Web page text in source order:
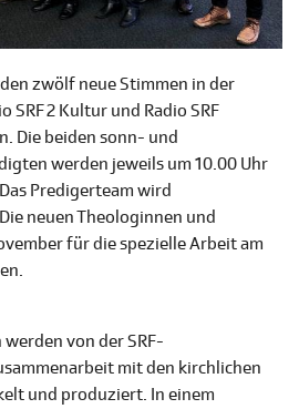
zwölf neue Stimmen in der
SRF 2 Kultur und Radio SRF
Die beiden sonn- und
werden jeweils um 10.00 Uhr
Predigerteam wird
neuen Theologinnen und
für die spezielle Arbeit am
von der SRF-
mit den kirchlichen
und produziert. In einem